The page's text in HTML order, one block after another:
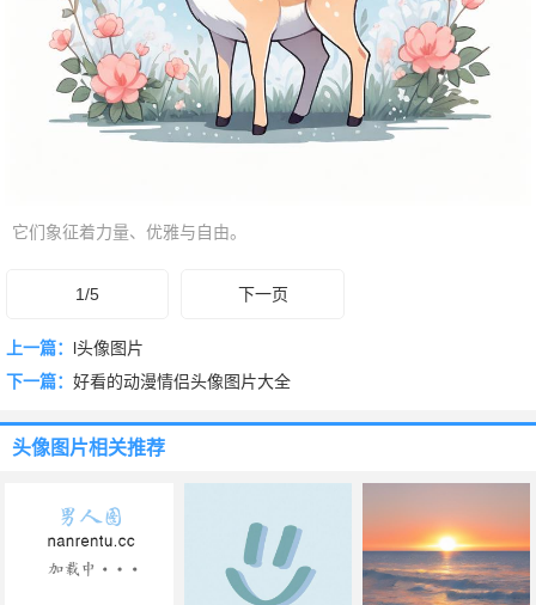
它们象征着力量、优雅与自由。
1/5 下一页
上一篇： l头像图片
下一篇： 好看的动漫情侣头像图片大全
头像图片相关推荐